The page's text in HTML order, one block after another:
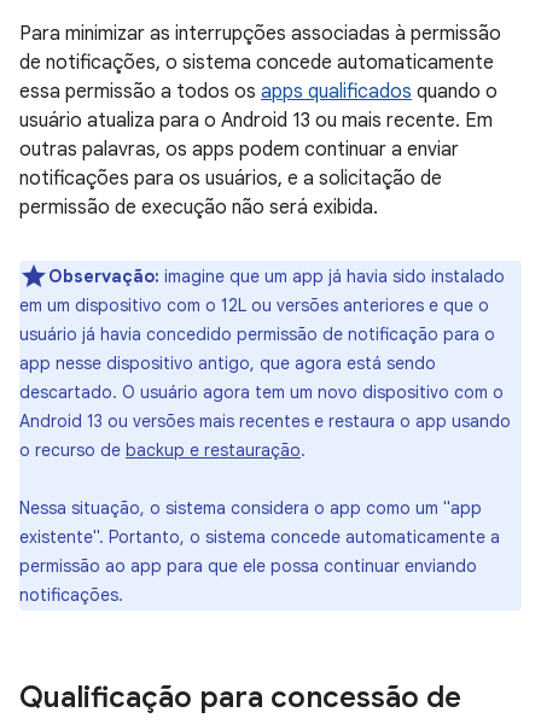
Para minimizar as interrupções associadas à permissão
de notificações, o sistema concede automaticamente
essa permissão a todos os apps qualificados quando o
usuário atualiza para o Android 13 ou mais recente. Em
outras palavras, os apps podem continuar a enviar
notificações para os usuários, e a solicitação de
permissão de execução não será exibida.
Observação: imagine que um app já havia sido instalado
em um dispositivo com o 12L ou versões anteriores e que o
usuário já havia concedido permissão de notificação para o
app nesse dispositivo antigo, que agora está sendo
descartado. O usuário agora tem um novo dispositivo com o
Android 13 ou versões mais recentes e restaura o app usando
o recurso de backup e restauração.
Nessa situação, o sistema considera o app como um "app
existente". Portanto, o sistema concede automaticamente a
permissão ao app para que ele possa continuar enviando
notificações.
Qualificação para concessão de